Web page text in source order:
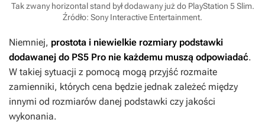
Tak zwany horizontal stand był dodawany już do PlayStation 5 Slim.
Źródło: Sony Interactive Entertainment.
Niemniej, prostota i niewielkie rozmiary podstawki
dodawanej do PS5 Pro nie każdemu muszą odpowiadać.
W takiej sytuacji z pomocą mogą przyjść rozmaite
zamienniki, których cena będzie jednak zależeć między
innymi od rozmiarów danej podstawki czy jakości
wykonania.